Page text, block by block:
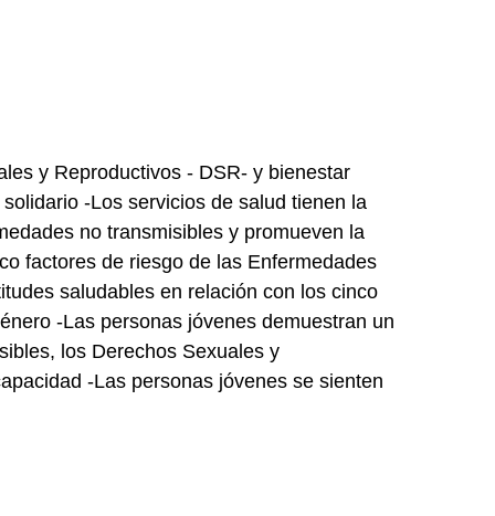
y Reproductivos - DSR- y bienestar
-Los servicios de salud tienen la
no transmisibles y promueven la
factores de riesgo de las Enfermedades
saludables en relación con los cinco
-Las personas jóvenes demuestran un
los Derechos Sexuales y
-Las personas jóvenes se sienten